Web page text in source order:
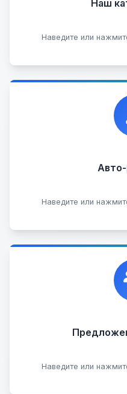
Наш
Наведите или
Наведите или
Прием автомобилей
любом
Сдать
Наведите или
Сотрудничаем с
вас есть интересные
Стать